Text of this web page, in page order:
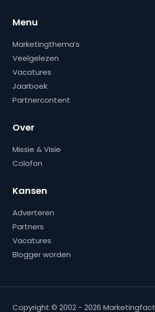
Menu
Marketingthema’s
Veelgelezen
Vacatures
Jaarboek
Partnercontent
Over
Missie & Visie
Colofon
Kansen
Adverteren
Partners
Vacatures
Blogger worden
Copyright © 2002 - 2026